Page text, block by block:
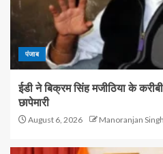
पंजाब
ईडी ने बिक्रम सिंह मजीठिया के
छापेमारी
August 6, 2026 Manoranjan Singh